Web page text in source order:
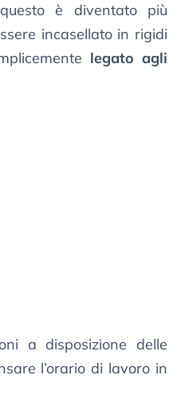
è diventato più
incasellato in rigidi
legato agli
a disposizione delle
l’orario di lavoro in